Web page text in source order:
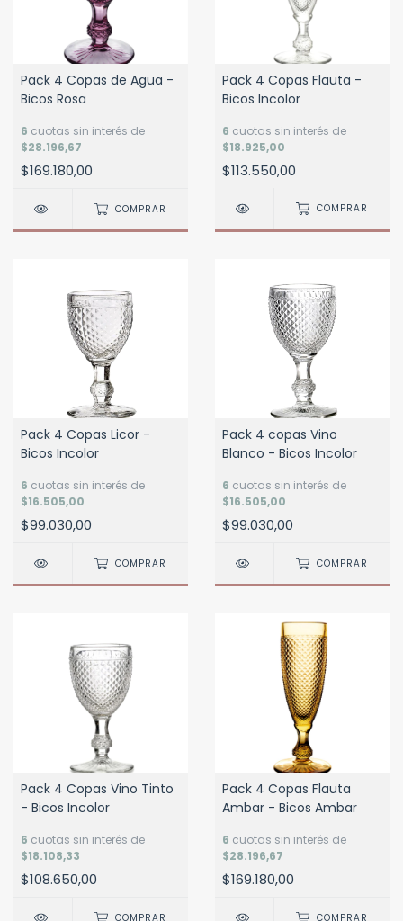
Pack 4 Copas de Agua -
Bicos Rosa
6 cuotas sin interés de
$28.196,67
$169.180,00
COMPRAR
Pack 4 Copas Flauta -
Bicos Incolor
6 cuotas sin interés de
$18.925,00
$113.550,00
COMPRAR
Pack 4 Copas Licor -
Bicos Incolor
6 cuotas sin interés de
$16.505,00
$99.030,00
COMPRAR
Pack 4 copas Vino
Blanco - Bicos Incolor
6 cuotas sin interés de
$16.505,00
$99.030,00
COMPRAR
Pack 4 Copas Vino Tinto
- Bicos Incolor
6 cuotas sin interés de
$18.108,33
$108.650,00
COMPRAR
Pack 4 Copas Flauta
Ambar - Bicos Ambar
6 cuotas sin interés de
$28.196,67
$169.180,00
COMPRAR